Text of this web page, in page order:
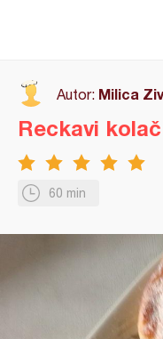
Autor: Milica
60 min
Reckavi